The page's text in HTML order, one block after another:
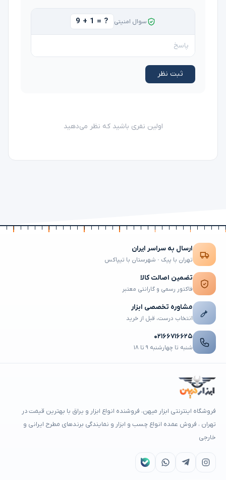
سوال امنیتی 9 + 1 = ?
ثبت نظر
اولین نفری باشید که نظر می‌دهید
ارسال به سراسر ایران
تهران با پیک · شهرستان با تیپاکس
تضمین اصالت کالا
فاکتور رسمی و گارانتی معتبر
مشاوره تخصصی ابزار
انتخاب درست، قبل از خرید
۰۲۱۶۶۷۱۶۶۲۵
شنبه تا چهارشنبه ۹ تا ۱۸
فروشگاه اینترنتی ابزار میهن، فروشنده انواع ابزار و یراق با بهترین قیمت در
تهران ، فروش عمده انواع چسب و ابزار و نمایندگی برندهای مطرح ایرانی و
خارجی